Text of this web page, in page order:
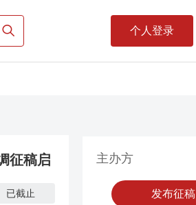
 个人登录
征稿启
已截止
主办方
发布征稿